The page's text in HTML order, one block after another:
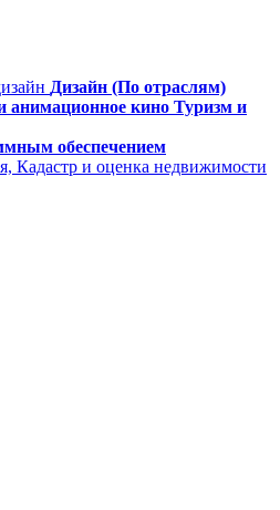
Дизайн (По отраслям)
анимационное кино Туризм и
обеспечением
Кадастр и оценка недвижимости